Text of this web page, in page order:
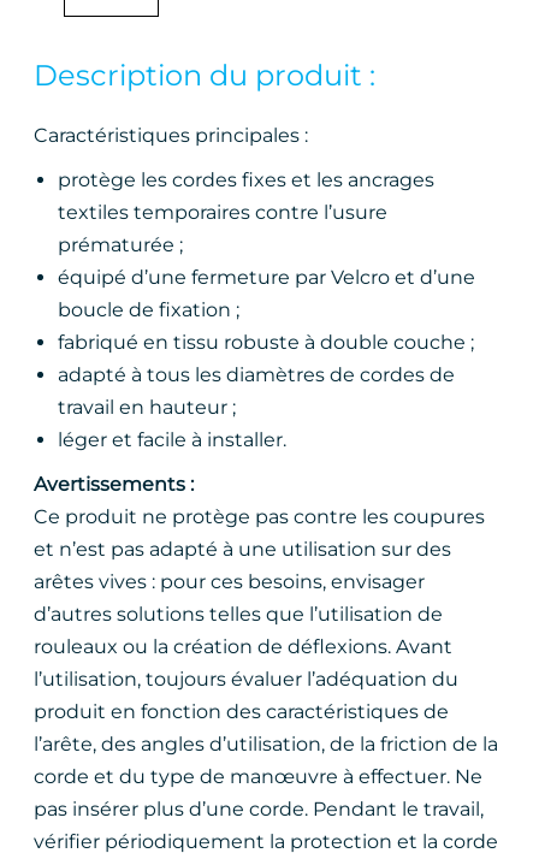
Description du produit :
Caractéristiques principales :
protège les cordes fixes et les ancrages
textiles temporaires contre l’usure
prématurée ;
équipé d’une fermeture par Velcro et d’une
boucle de fixation ;
fabriqué en tissu robuste à double couche ;
adapté à tous les diamètres de cordes de
travail en hauteur ;
léger et facile à installer.
Avertissements :
Ce produit ne protège pas contre les coupures
et n’est pas adapté à une utilisation sur des
arêtes vives : pour ces besoins, envisager
d’autres solutions telles que l’utilisation de
rouleaux ou la création de déflexions. Avant
l’utilisation, toujours évaluer l’adéquation du
produit en fonction des caractéristiques de
l’arête, des angles d’utilisation, de la friction de la
corde et du type de manœuvre à effectuer. Ne
pas insérer plus d’une corde. Pendant le travail,
vérifier périodiquement la protection et la corde